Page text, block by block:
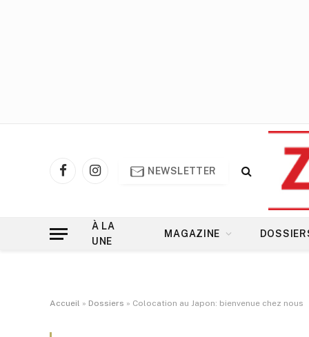
FacebookInstagram
NEWSLETTER
À LA
UNE
MAGAZINE
Accueil » Dossiers » Colocation au Japon: bienvenue chez nous